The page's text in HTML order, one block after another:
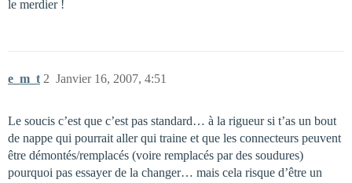
le merdier !
e_m_t Janvier 16, 2007, 4:51
2
Le soucis c’est que c’est pas standard… à la rigueur si t’as un bout
de nappe qui pourrait aller qui traine et que les connecteurs peuvent
être démontés/remplacés (voire remplacés par des soudures)
pourquoi pas essayer de la changer… mais cela risque d’être un